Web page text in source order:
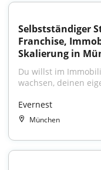
Selbstständiger
Franchise,
Skalierung in
Du willst im
wachsen, deinen
Evernest
München